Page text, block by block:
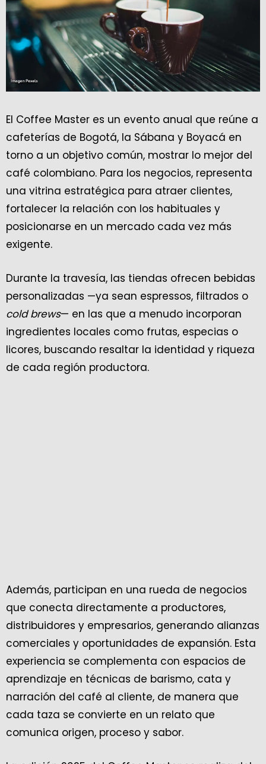
El Coffee Master es un evento anual que reúne a
cafeterías de Bogotá, la Sábana y Boyacá en
torno a un objetivo común, mostrar lo mejor del
café colombiano. Para los negocios, representa
una vitrina estratégica para atraer clientes,
fortalecer la relación con los habituales y
posicionarse en un mercado cada vez más
exigente.
Durante la travesía, las tiendas ofrecen bebidas
personalizadas —ya sean espressos, filtrados o
cold brews— en las que a menudo incorporan
ingredientes locales como frutas, especias o
licores, buscando resaltar la identidad y riqueza
de cada región productora.
Además, participan en una rueda de negocios
que conecta directamente a productores,
distribuidores y empresarios, generando alianzas
comerciales y oportunidades de expansión. Esta
experiencia se complementa con espacios de
aprendizaje en técnicas de barismo, cata y
narración del café al cliente, de manera que
cada taza se convierte en un relato que
comunica origen, proceso y sabor.